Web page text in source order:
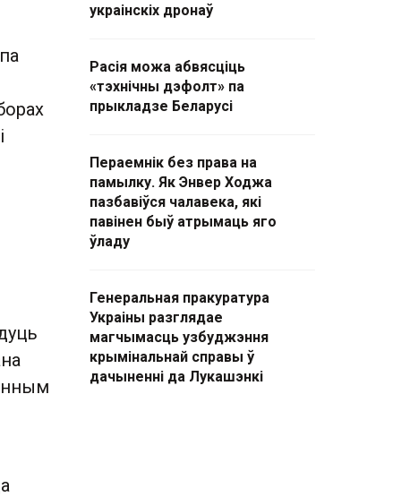
украінскіх дронаў
Расія можа абвясціць
«тэхнічны дэфолт» па
прыкладзе Беларусі
Пераемнік без права на
памылку. Як Энвер Ходжа
пазбавіўся чалавека, які
павінен быў атрымаць яго
ўладу
Генеральная пракуратура
Украіны разглядае
магчымасць узбуджэння
крымінальнай справы ў
дачыненні да Лукашэнкі